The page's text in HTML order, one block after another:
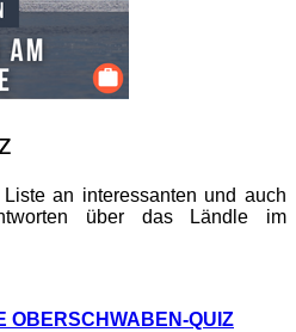
an interessanten und auch
über das Ländle im
OBERSCHWABEN-QUIZ